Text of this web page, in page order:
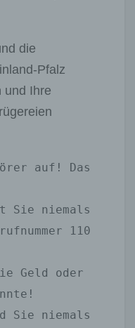
die
Pfalz
und Ihre
110